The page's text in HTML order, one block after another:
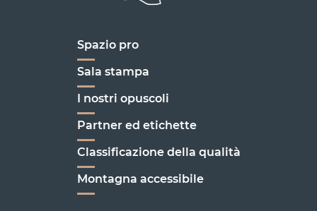
Spazio pro
Sala stampa
I nostri opuscoli
Partner ed etichette
Classificazione della qualità
Montagna accessibile